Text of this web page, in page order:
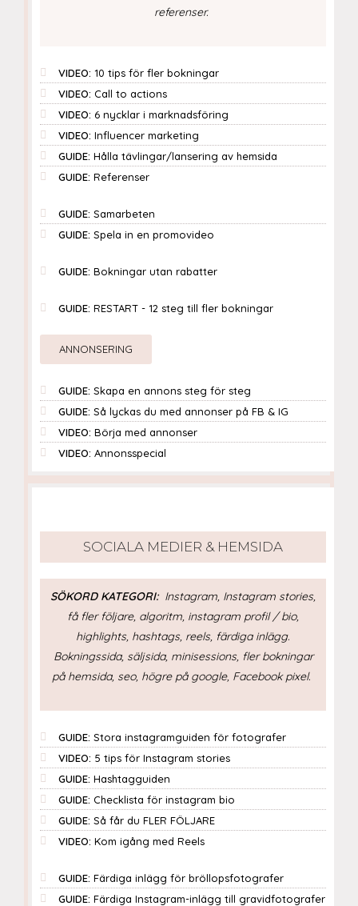
referenser.
VIDEO: 10 tips för fler bokningar
VIDEO: Call to actions
VIDEO: 6 nycklar i marknadsföring
VIDEO: Influencer marketing
GUIDE: Hålla tävlingar/lansering av hemsida
GUIDE: Referenser
GUIDE: Samarbeten
GUIDE: Spela in en promovideo
GUIDE: Bokningar utan rabatter
GUIDE: RESTART - 12 steg till fler bokningar
ANNONSERING
GUIDE: Skapa en annons steg för steg
GUIDE: Så lyckas du med annonser på FB & IG
VIDEO: Börja med annonser
VIDEO: Annonsspecial
SOCIALA MEDIER & HEMSIDA
SÖKORD KATEGORI: Instagram, Instagram stories,
få fler följare, algoritm, instagram profil / bio,
highlights, hashtags, reels, färdiga inlägg.
Bokningssida, säljsida, minisessions, fler bokningar
på hemsida, seo, högre på google, Facebook pixel.
GUIDE: Stora instagramguiden för fotografer
VIDEO: 5 tips för Instagram stories
GUIDE: Hashtagguiden
GUIDE: Checklista för instagram bio
GUIDE: Så får du FLER FÖLJARE
VIDEO: Kom igång med Reels
GUIDE: Färdiga inlägg för bröllopsfotografer
GUIDE: Färdiga Instagram-inlägg till gravidfotografer